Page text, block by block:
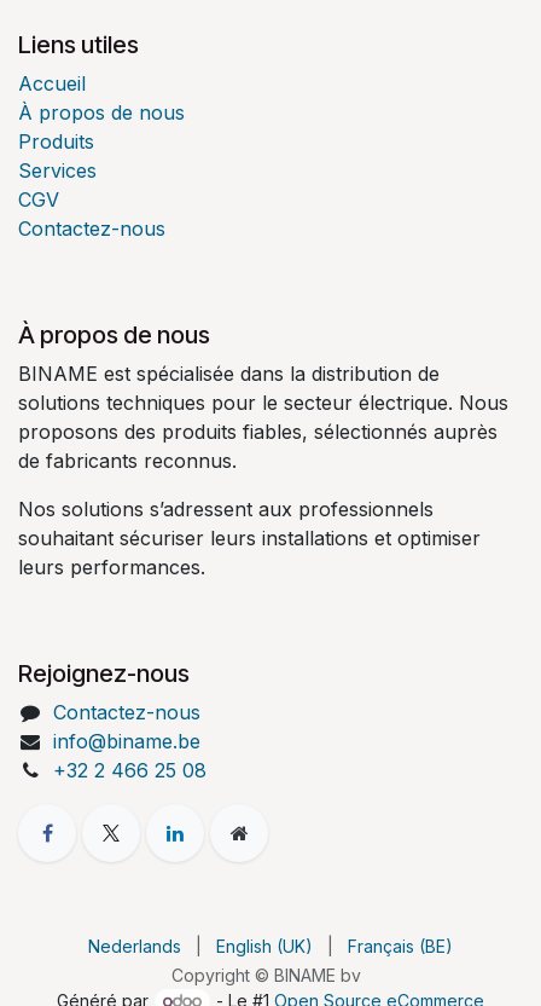
Liens utiles
Accueil
À propos de nous
Produits
Services
CGV
Contactez-nous
À propos de nous
BINAME est spécialisée dans la distribution de
solutions techniques pour le secteur électrique. Nous
proposons des produits fiables, sélectionnés auprès
de fabricants reconnus.
Nos solutions s’adressent aux professionnels
souhaitant sécuriser leurs installations et optimiser
leurs performances.
Rejoignez-nous
Contactez-nous
info@biname.be
+32 2 466 25 08
Copyright © BINAME bv
Nederlands English (UK) Français (BE)
Généré par - Le #1Open Source eCommerce